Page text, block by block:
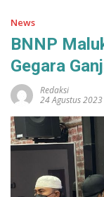
News
BNNP
Gegara
Redaksi
24 Agustus 2023